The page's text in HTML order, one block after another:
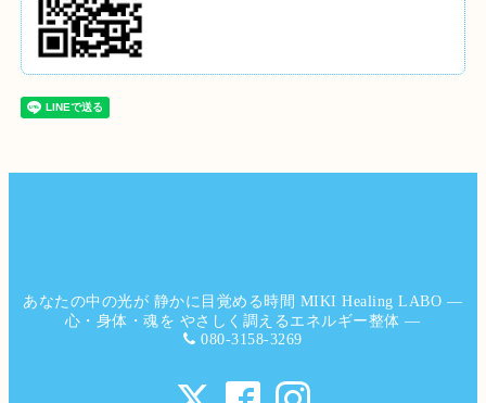
あなたの中の光が 静かに目覚める時間 MIKI Healing LABO ―
心・身体・魂を やさしく調えるエネルギー整体 ―
080-3158-3269